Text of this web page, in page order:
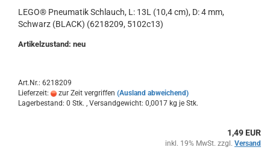
LEGO® Pneumatik Schlauch, L: 13L (10,4 cm), D: 4 mm,
Schwarz (BLACK) (6218209, 5102c13)
Artikelzustand: neu
Art.Nr.: 6218209
Lieferzeit:
zur Zeit vergriffen (Ausland abweichend)
Lagerbestand: 0 Stk. , Versandgewicht: 0,0017 kg je Stk.
1,49 EUR
inkl. 19% MwSt. zzgl. Versand